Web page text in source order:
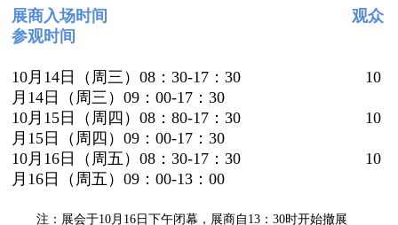
展商入场时间
观众
参观时间
10月14日（周三）08：30-17：30 10
月14日（周三）09：00-17：30
10月15日
（周四）08：80-17：30 10
月15日
（周四）09：00-17：30
10月16日（周五）08：30-17：30 10
月16日（周五）09：00-13：00
注：展会于10月16日下午闭幕，展商自13：30时开始撤展